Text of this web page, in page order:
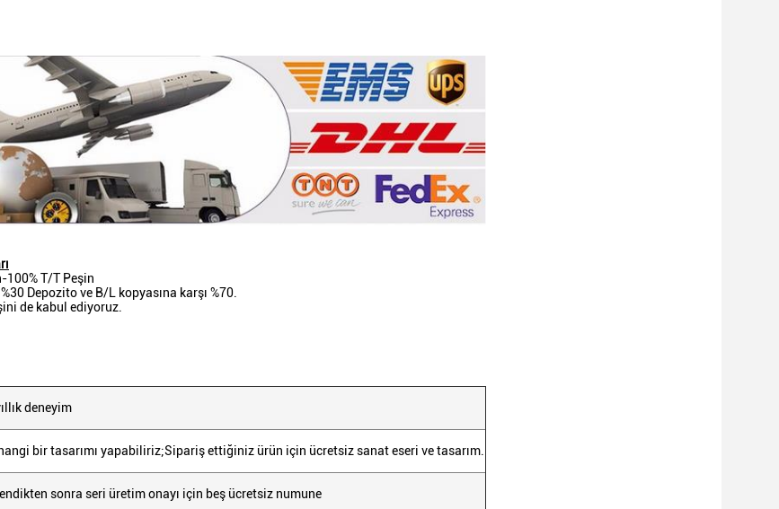
100% T/T Peşin
Depozito ve B/L kopyasına karşı %70.
de kabul ediyoruz.
deneyim
bir tasarımı yapabiliriz;Sipariş ettiğiniz ürün için ücretsiz sanat eseri ve tasarım.
sonra seri üretim onayı için beş ücretsiz numune